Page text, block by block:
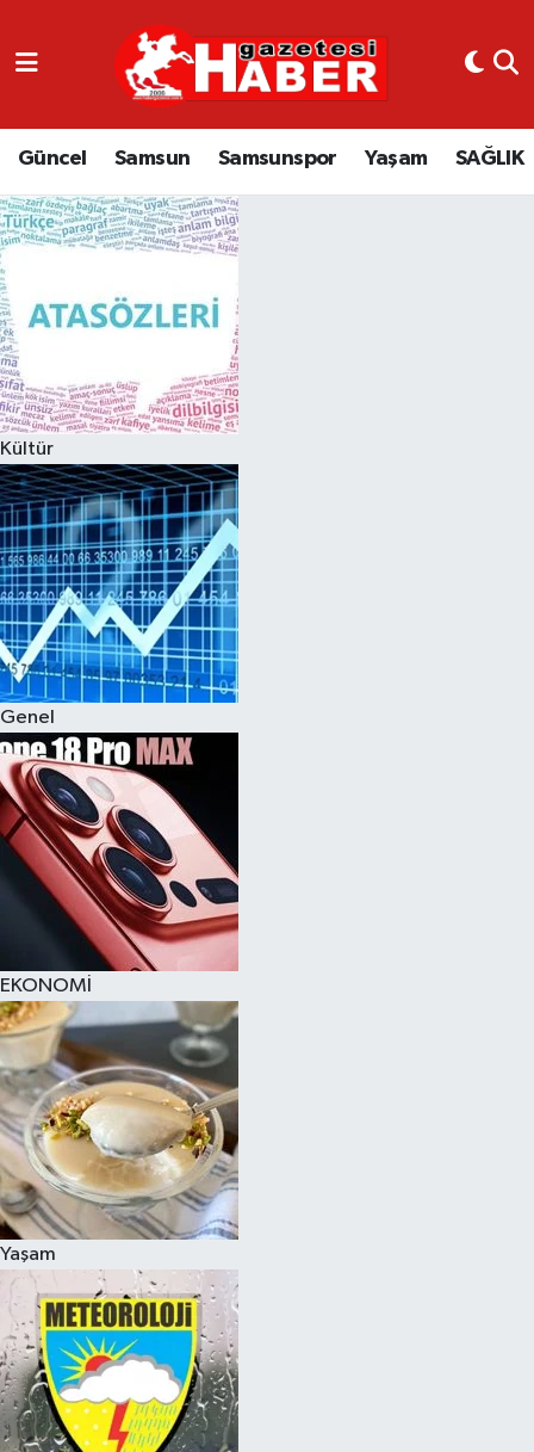
Güncel Samsun Samsunspor Yaşam SAĞLIK
Kültür
Genel
EKONOMİ
Yaşam
GÜNCEL
SAMSUN
SAMSUNSPOR
YAŞAM